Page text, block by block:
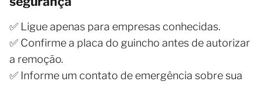
✅ Ligue apenas para empresas conhecidas.
✅ Confirme a placa do guincho antes de autorizar
a remoção.
✅ Informe um contato de emergência sobre sua